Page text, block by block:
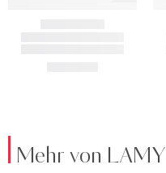
Mehr von LAMY